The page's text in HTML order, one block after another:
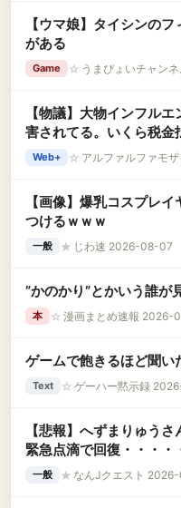
【ウマ娘】タイシンの
がある
Game ☆ うまぴょいチャン
【物議】大物インフル
害されてる。いくら税金
Web+ ☆ アルファルファモ
【画像】爆乳コスプレ
つけるｗｗｗ
一般 ★ じわ速 2026-08-07
”かのかり”とかいう誰が
本 ☆ 漫画まとめ速報 2026-
ゲームで飽きるほど聞い
Text ☆ ゲーハー黙示録
【悲報】へずまりゅう
緊急点滴で回復・・・・
一般 ★ なんJクエスト